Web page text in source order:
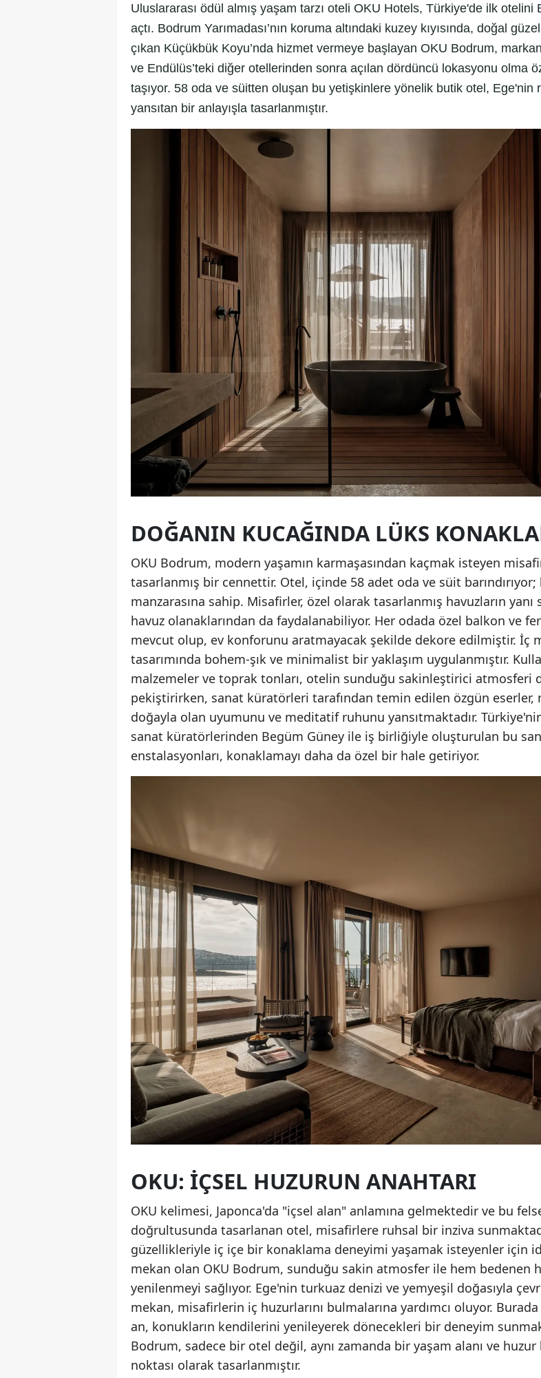
Uluslararası ödül almış yaşam tarzı oteli OKU Hotels, Türkiye'de ilk otelini
açtı. Bodrum Yarımadası’nın koruma altındaki kuzey kıyısında, doğal
çıkan Küçükbük Koyu’nda hizmet vermeye başlayan OKU Bodrum,
ve Endülüs’teki diğer otellerinden sonra açılan dördüncü lokasyonu olma
taşıyor. 58 oda ve süitten oluşan bu yetişkinlere yönelik butik otel, Ege'nin
yansıtan bir anlayışla tasarlanmıştır.
DOĞANIN KUCAĞINDA LÜKS
OKU Bodrum, modern yaşamın karmaşasından kaçmak isteyen
tasarlanmış bir cennettir. Otel, içinde 58 adet oda ve süit
manzarasına sahip. Misafirler, özel olarak tasarlanmış havuzların yanı
havuz olanaklarından da faydalanabiliyor. Her odada özel balkon ve
mevcut olup, ev konforunu aratmayacak şekilde dekore edilmiştir. İç
tasarımında bohem-şık ve minimalist bir yaklaşım uygulanmıştır.
malzemeler ve toprak tonları, otelin sunduğu sakinleştirici atmosferi
pekiştirirken, sanat küratörleri tarafından temin edilen özgün eserler,
doğayla olan uyumunu ve meditatif ruhunu yansıtmaktadır.
sanat küratörlerinden Begüm Güney ile iş birliğiyle oluşturulan bu
enstalasyonları, konaklamayı daha da özel bir hale getiriyor.
OKU: İÇSEL HUZURUN ANAHTARI
OKU kelimesi, Japonca'da "içsel alan" anlamına gelmektedir ve bu
doğrultusunda tasarlanan otel, misafirlere ruhsal bir inziva
güzellikleriyle iç içe bir konaklama deneyimi yaşamak isteyenler için
mekan olan OKU Bodrum, sunduğu sakin atmosfer ile hem bedenen
yenilenmeyi sağlıyor. Ege'nin turkuaz denizi ve yemyeşil doğasıyla
mekan, misafirlerin iç huzurlarını bulmalarına yardımcı oluyor.
an, konukların kendilerini yenileyerek dönecekleri bir deneyim
Bodrum, sadece bir otel değil, aynı zamanda bir yaşam alanı ve
noktası olarak tasarlanmıştır.